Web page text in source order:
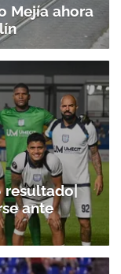
Mejía ahora
resultado|
ante